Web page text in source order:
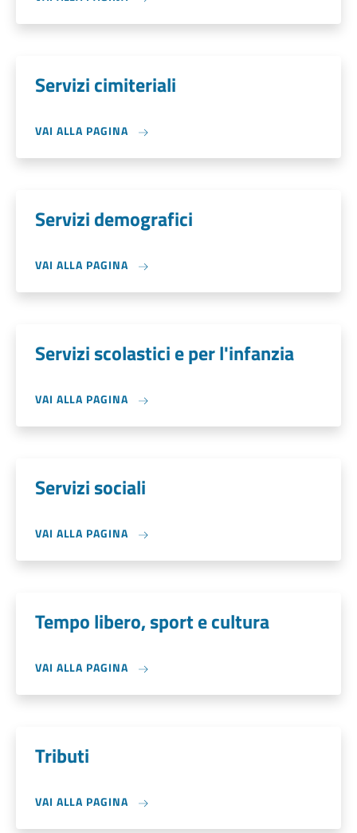
Servizi cimiteriali
VAI ALLA PAGINA
Servizi demografici
VAI ALLA PAGINA
Servizi scolastici e per l'infanzia
VAI ALLA PAGINA
Servizi sociali
VAI ALLA PAGINA
Tempo libero, sport e cultura
VAI ALLA PAGINA
Tributi
VAI ALLA PAGINA